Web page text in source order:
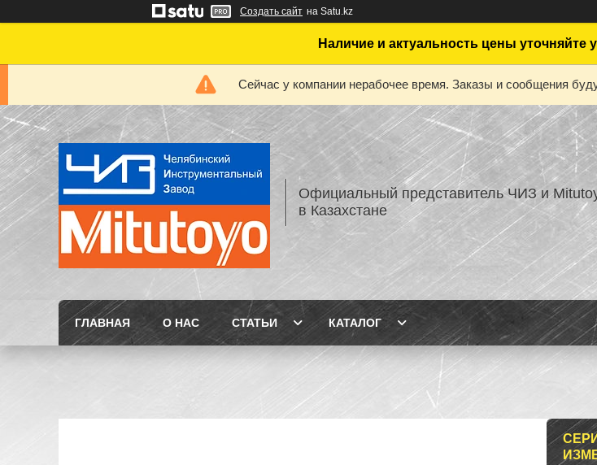
Создать сайт на Satu.kz
Наличие и актуальность цены уточняйте
Сейчас у компании нерабочее время. Заказы и сообщения
Официальный представитель ЧИЗ и
в Казахстане
ГЛАВНАЯ О НАС СТАТЬИ КАТАЛОГ